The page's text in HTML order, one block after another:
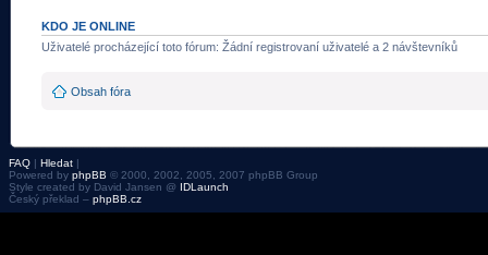
KDO JE ONLINE
Uživatelé procházející toto fórum: Žádní registrovaní uživatelé a 2 návštevníků
Obsah fóra
FAQ Hledat
Powered by phpBB © 2000, 2002, 2005, 2007 phpBB Group
Style created by David Jansen @
IDLaunch
Český překlad – phpBB.cz